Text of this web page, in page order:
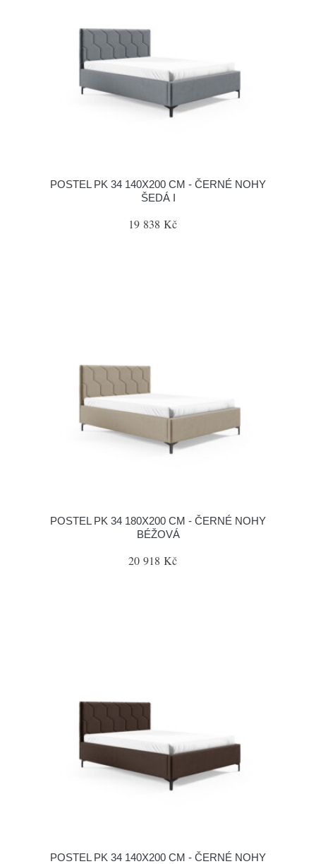
POSTEL PK 34 140X200 CM - ČERNÉ NOHY
ŠEDÁ I
19 838 Kč
POSTEL PK 34 180X200 CM - ČERNÉ NOHY
BÉŽOVÁ
20 918 Kč
POSTEL PK 34 140X200 CM - ČERNÉ NOHY